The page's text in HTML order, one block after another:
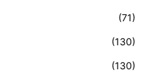
(71)
(130)
(130)